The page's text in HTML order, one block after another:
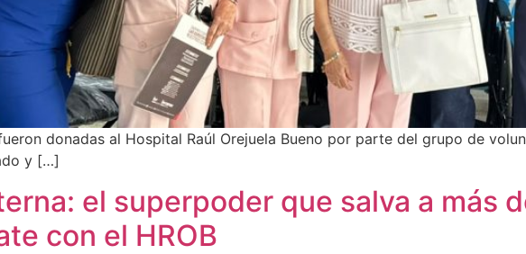
donadas al Hospital Raúl Orejuela Bueno por parte del grupo de
y […]
el superpoder que salva a más
con el HROB